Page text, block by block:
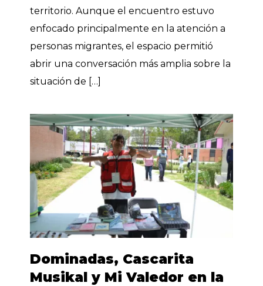
territorio. Aunque el encuentro estuvo
enfocado principalmente en la atención a
personas migrantes, el espacio permitió
abrir una conversación más amplia sobre la
situación de […]
Dominadas, Cascarita
Musikal y Mi Valedor en la